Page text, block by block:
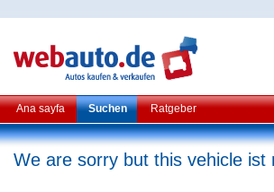
Ana sayfa Suchen Ratgeber
We are sorry but this vehicle ist